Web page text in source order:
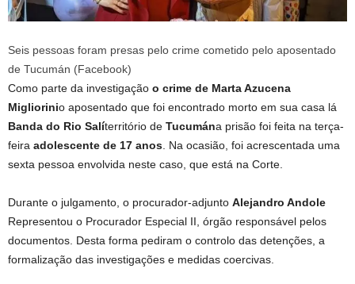
Seis pessoas foram presas pelo crime cometido pelo aposentado
de Tucumán (Facebook)
Como parte da investigação o crime de Marta Azucena
Migliorinio aposentado que foi encontrado morto em sua casa lá
Banda do Rio Salíterritório de Tucumána prisão foi feita na terça-
feira adolescente de 17 anos . Na ocasião, foi acrescentada uma
sexta pessoa envolvida neste caso, que está na Corte.
Durante o julgamento, o procurador-adjunto Alejandro Andole
Representou o Procurador Especial II, órgão responsável pelos
documentos. Desta forma pediram o controlo das detenções, a
formalização das investigações e medidas coercivas.